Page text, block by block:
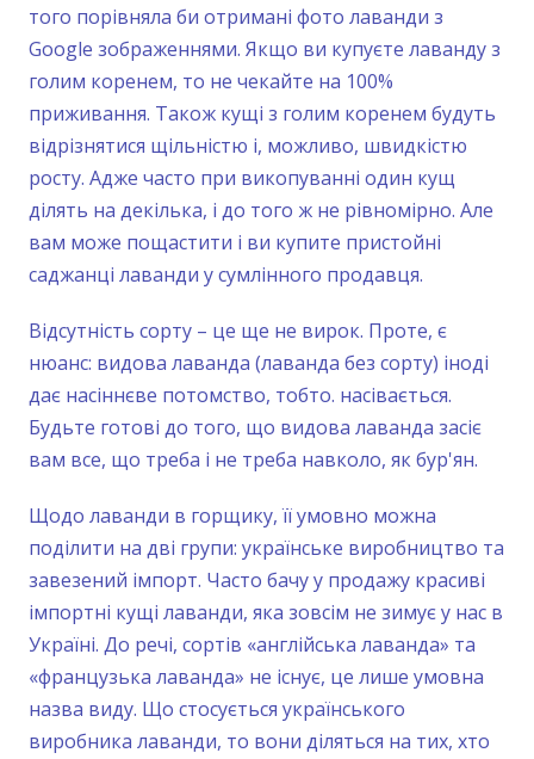
того порівняла би отримані фото лаванди з
Google зображеннями. Якщо ви купуєте лаванду з
голим коренем, то не чекайте на 100%
приживання. Також кущі з голим коренем будуть
відрізнятися щільністю і, можливо, швидкістю
росту. Адже часто при викопуванні один кущ
ділять на декілька, і до того ж не рівномірно. Але
вам може пощастити і ви купите пристойні
саджанці лаванди у сумлінного продавця.
Відсутність сорту – це ще не вирок. Проте, є
нюанс: видова лаванда (лаванда без сорту) іноді
дає насіннєве потомство, тобто. насівається.
Будьте готові до того, що видова лаванда засіє
вам все, що треба і не треба навколо, як бур'ян.
Щодо лаванди в горщику, її умовно можна
поділити на дві групи: українське виробництво та
завезений імпорт. Часто бачу у продажу красиві
імпортні кущі лаванди, яка зовсім не зимує у нас в
Україні. До речі, сортів «англійська лаванда» та
«французька лаванда» не існує, це лише умовна
назва виду. Що стосується українського
виробника лаванди, то вони діляться на тих, хто